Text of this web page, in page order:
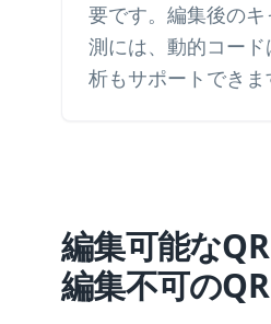
要です。編集後の
測には、動的コー
析もサポートできま
編集可能な
編集不可の